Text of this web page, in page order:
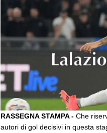
RASSEGNA STAMPA - Che
autori di gol decisivi in questa